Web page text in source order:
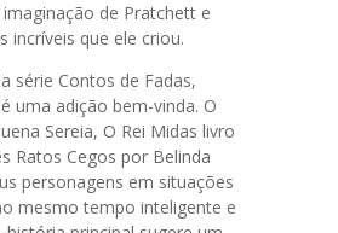
de Pratchett e
incríveis que ele criou.
série Contos de Fadas,
uma adição bem-vinda. O
Sereia, O Rei Midas livro
Ratos Cegos por Belinda
personagens em situações
mesmo tempo inteligente e